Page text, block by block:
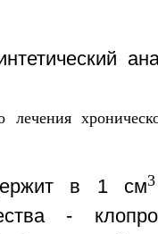
в 1 см3
-